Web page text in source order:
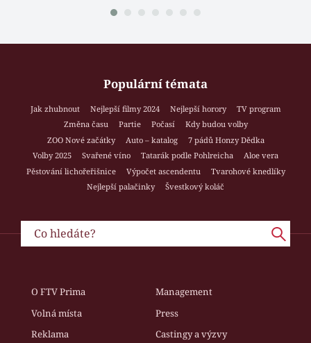
Populární témata
Jak zhubnout Nejlepší filmy 2024 Nejlepší horory
TV program
Změna času
Partie Počasí
Kdy budou volby
ZOO Nové začátky
Auto – katalog
7 pádů Honzy Dědka
Volby 2025
Svařené víno Tatarák podle Pohlreicha
Aloe vera
Pěstování lichořeřišnice
Výpočet ascendentu
Tvarohové knedlíky
Nejlepší palačinky
Švestkový koláč
O FTV Prima
Management
Volná místa
Press
Reklama
Castingy a výzvy